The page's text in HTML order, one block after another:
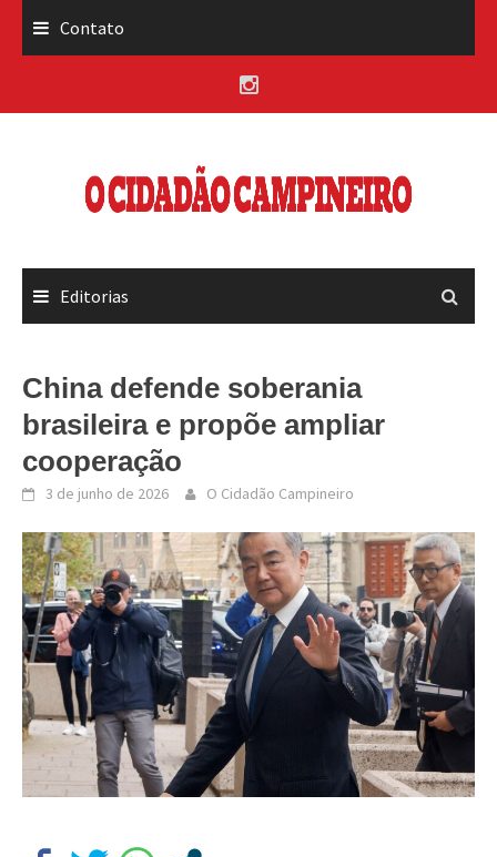
Contato
Editorias
China defende soberania
brasileira e propõe ampliar
cooperação
3 de junho de 2026 O Cidadão Campineiro